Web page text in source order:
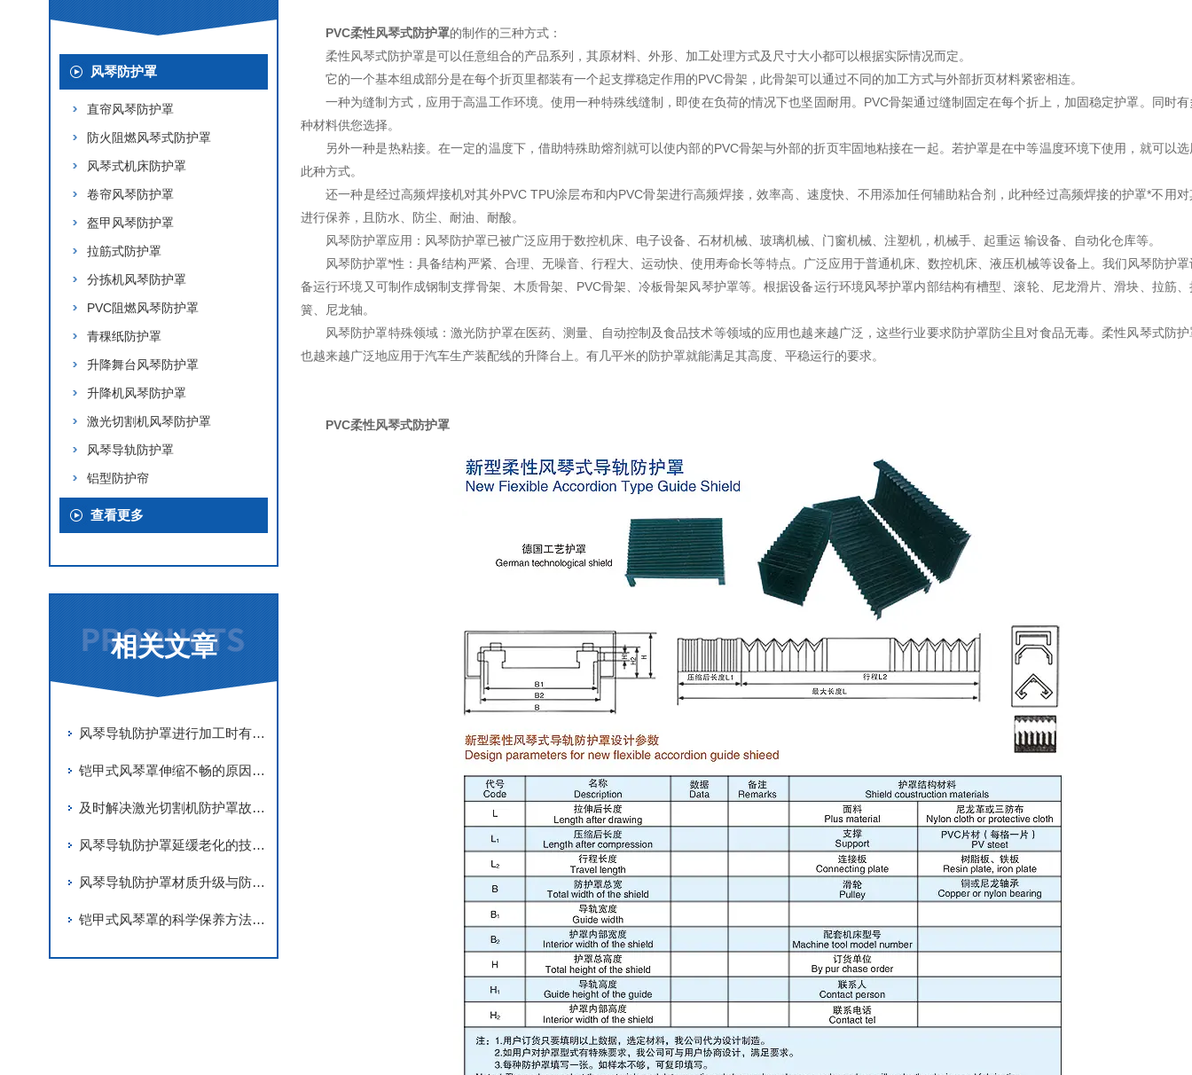
风琴防护罩
直帘风琴防护罩
防火阻燃风琴式防护罩
风琴式机床防护罩
卷帘风琴防护罩
盔甲风琴防护罩
拉筋式防护罩
分拣机风琴防护罩
PVC阻燃风琴防护罩
青稞纸防护罩
升降舞台风琴防护罩
升降机风琴防护罩
激光切割机风琴防护罩
风琴导轨防护罩
铝型防护帘
查看更多
相关文章
风琴导轨防护罩进行加工时有哪些要求
铠甲式风琴罩伸缩不畅的原因有哪些？
及时解决激光切割机防护罩故障是实现长期稳定防护的关键
风琴导轨防护罩延缓老化的技术手段
风琴导轨防护罩材质升级与防护优化
铠甲式风琴罩的科学保养方法分享
PVC柔性风琴式防护罩的制作的三种方式：
柔性风琴式防护罩是可以任意组合的产品系列，其原材料、外形、加工处理方式及尺寸大小都可以根据实际情况而定。
它的一个基本组成部分是在每个折页里都装有一个起支撑稳定作用的PVC骨架，此骨架可以通过不同的加工方式与外部折页材料紧密相连。
一种为缝制方式，应用于高温工作环境。使用一种特殊线缝制，即使在负荷的情况下也坚固耐用。PVC骨架通过缝制固定在每个折上，加固稳定护罩。同时有
种材料供您选择。
另外一种是热粘接。在一定的温度下，借助特殊助熔剂就可以使内部的PVC骨架与外部的折页牢固地粘接在一起。若护罩是在中等温度环境下使用，就可以选
此种方式。
还一种是经过高频焊接机对其外PVC TPU涂层布和内PVC骨架进行高频焊接，效率高、速度快、不用添加任何辅助粘合剂，此种经过高频焊接的护罩*不用对
进行保养，且防水、防尘、耐油、耐酸。
风琴防护罩应用：风琴防护罩已被广泛应用于数控机床、电子设备、石材机械、玻璃机械、门窗机械、注塑机，机械手、起重运 输设备、自动化仓库等。
风琴防护罩*性：具备结构严紧、合理、无噪音、行程大、运动快、使用寿命长等特点。广泛应用于普通机床、数控机床、液压机械等设备上。我们风琴防护罩
备运行环境又可制作成钢制支撑骨架、木质骨架、PVC骨架、冷板骨架风琴护罩等。根据设备运行环境风琴护罩内部结构有槽型、滚轮、尼龙滑片、滑块、拉筋、
簧、尼龙轴。
风琴防护罩特殊领域：激光防护罩在医药、测量、自动控制及食品技术等领域的应用也越来越广泛，这些行业要求防护罩防尘且对食品无毒。柔性风琴式防护
也越来越广泛地应用于汽车生产装配线的升降台上。有几平米的防护罩就能满足其高度、平稳运行的要求。
PVC柔性风琴式防护罩